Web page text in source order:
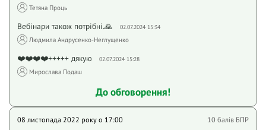
Тетяна Проць
Вебінари також потрібні.🙏 02.07.2024 15:34
Людмила Андрусенко-Неглущенко
❤️❤️❤️❤️+++++ дякую 02.07.2024 15:28
Мирослава Подаш
До обговорення!
08 листопада 2022 року o 17:00 10 балів БПР